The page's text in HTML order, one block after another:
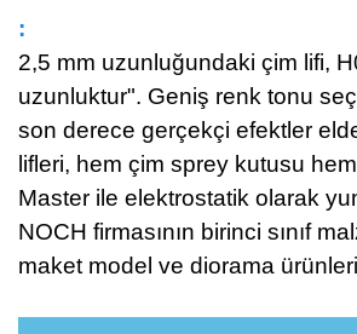
:
2,5 mm uzunluğundaki çim lifi,
uzunluktur". Geniş renk tonu
son derece gerçekçi efektler
lifleri, hem çim sprey kutusu
Master ile elektrostatik olarak
NOCH firmasının birinci sınıf
maket model ve diorama